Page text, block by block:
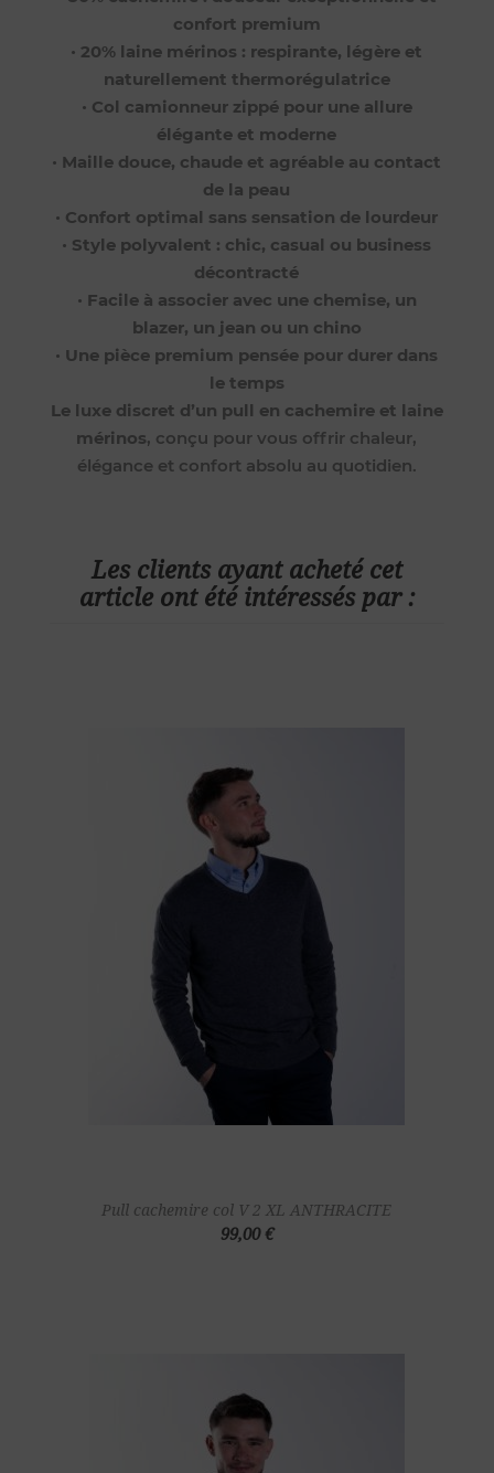
confort premium
• 20% laine mérinos : respirante, légère et
naturellement thermorégulatrice
• Col camionneur zippé pour une allure
élégante et moderne
• Maille douce, chaude et agréable au contact
de la peau
• Confort optimal sans sensation de lourdeur
• Style polyvalent : chic, casual ou business
décontracté
• Facile à associer avec une chemise, un
blazer, un jean ou un chino
• Une pièce premium pensée pour durer dans
le temps
Le luxe discret d’un pull en cachemire et laine
mérinos, conçu pour vous offrir chaleur,
élégance et confort absolu au quotidien.
Les clients ayant acheté cet
article ont été intéressés par :
Pull cachemire col V 2 XL ANTHRACITE
99,00 €